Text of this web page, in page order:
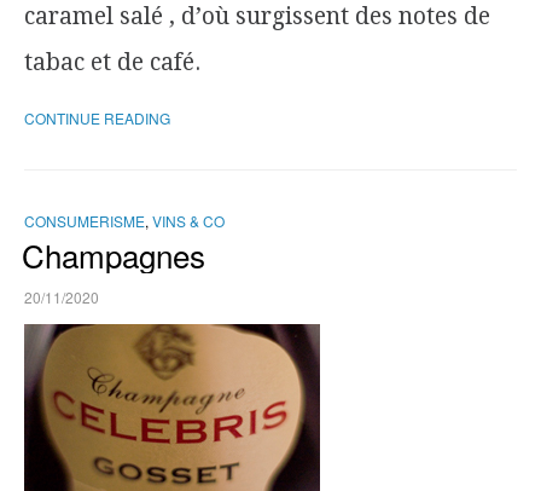
caramel salé , d’où surgissent des notes de
tabac et de café.
CONTINUE READING
CONSUMERISME, VINS & CO
Champagnes
20/11/2020